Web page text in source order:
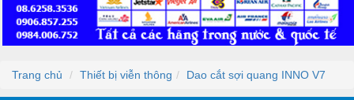
Trang chủ Thiết bị viễn thông Dao cắt sợi quang INNO V7